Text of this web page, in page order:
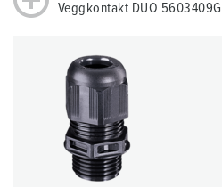
Veggkontakt DUO 5603409G